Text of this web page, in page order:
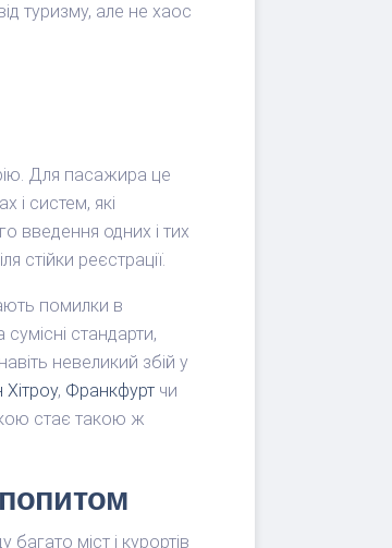
туризму, але не хаос
Для пасажира це
і систем, які
введення одних і тих
реєстрації.
помилки в
стандарти,
невеликий збій у
, Франкфурт чи
стає такою ж
міст і курортів